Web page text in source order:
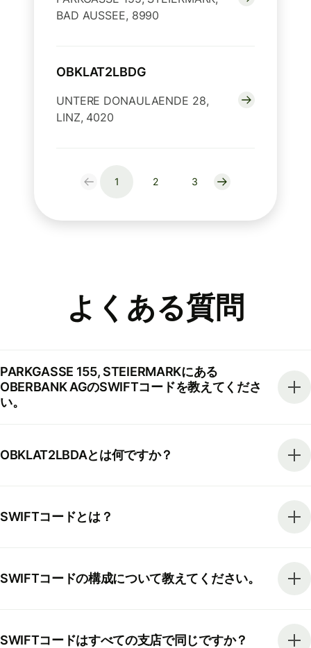
BAD AUSSEE, 8990
OBKLAT2LBDG
UNTERE DONAULAENDE 28,
LINZ, 4020
1 2 3
よくある質問
PARKGASSE 155, STEIERMARKにある
OBERBANK AGのSWIFTコードを教えてくださ
い。
OBKLAT2LBDAとは何ですか？
SWIFTコードとは？
SWIFTコードの構成について教えてください。
SWIFTコードはすべての支店で同じですか？